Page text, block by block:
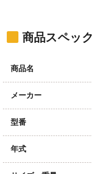
商品スペック
商品名
メーカー
型番
年式